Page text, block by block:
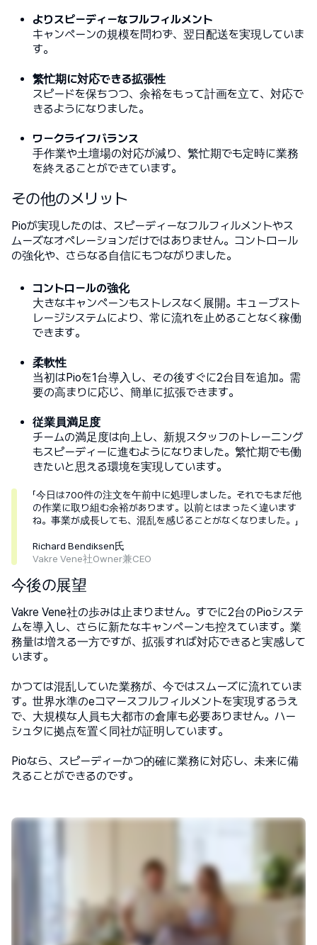
よりスピーディーなフルフィルメント
キャンペーンの規模を問わず、翌日配送を実現していま
す。
繁忙期に対応できる拡張性
スピードを保ちつつ、余裕をもって計画を立て、対応で
きるようになりました。
ワークライフバランス
手作業や土壇場の対応が減り、繁忙期でも定時に業務
を終えることができています。
その他のメリット
Pioが実現したのは、スピーディーなフルフィルメントやス
ムーズなオペレーションだけではありません。コントロール
の強化や、さらなる自信にもつながりました。
コントロールの強化
大きなキャンペーンもストレスなく展開。キューブスト
レージシステムにより、常に流れを止めることなく稼働
できます。
柔軟性
当初はPioを1台導入し、その後すぐに2台目を追加。需
要の高まりに応じ、簡単に拡張できます。
従業員満足度
チームの満足度は向上し、新規スタッフのトレーニング
もスピーディーに進むようになりました。繁忙期でも働
きたいと思える環境を実現しています。
「今日は700件の注文を午前中に処理しました。それでもまだ他
の作業に取り組む余裕があります。以前とはまったく違います
ね。事業が成長しても、混乱を感じることがなくなりました。」
Richard Bendiksen氏
Vakre Vene社Owner兼CEO
今後の展望
Vakre Vene社の歩みは止まりません。すでに2台のPioシステ
ムを導入し、さらに新たなキャンペーンも控えています。業
務量は増える一方ですが、拡張すれば対応できると実感して
います。
かつては混乱していた業務が、今ではスムーズに流れていま
す。世界水準のeコマースフルフィルメントを実現するうえ
で、大規模な人員も大都市の倉庫も必要ありません。ハー
シュタに拠点を置く同社が証明しています。
Pioなら、スピーディーかつ的確に業務に対応し、未来に備
えることができるのです。